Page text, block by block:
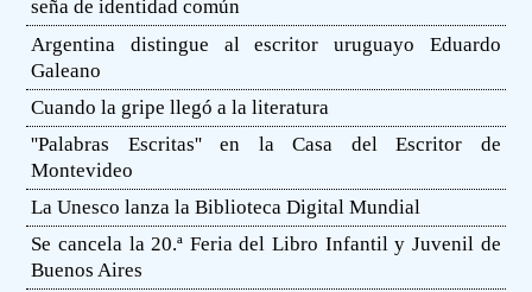
seña de identidad común
Argentina distingue al escritor uruguayo Eduardo
Galeano
Cuando la gripe llegó a la literatura
''Palabras Escritas'' en la Casa del Escritor de
Montevideo
La Unesco lanza la Biblioteca Digital Mundial
Se cancela la 20.ª Feria del Libro Infantil y Juvenil de
Buenos Aires